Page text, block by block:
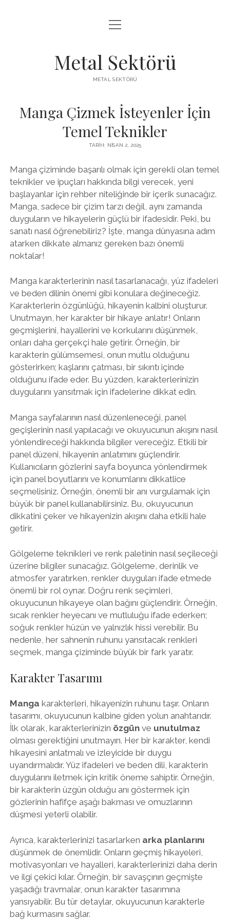
LISTE
SPOTIFY TAKIPÇI KAZANMA
menüyü
aç
Metal Sektörü
METAL SEKTÖRÜ
Manga Çizmek İsteyenler İçin
Temel Teknikler
TARIH: NISAN 2, 2025
Manga çiziminde başarılı olmak için gerekli olan temel
teknikler ve ipuçları hakkında bilgi verecek, yeni
başlayanlar için rehber niteliğinde bir içerik sunacağız.
Manga, sadece bir çizim tarzı değil, aynı zamanda
duyguların ve hikayelerin güçlü bir ifadesidir. Peki, bu
sanatı nasıl öğrenebiliriz? İşte, manga dünyasına adım
atarken dikkate almanız gereken bazı önemli
noktalar!
Manga karakterlerinin nasıl tasarlanacağı, yüz ifadeleri
ve beden dilinin önemi gibi konulara değineceğiz.
Karakterlerin özgünlüğü, hikayenin kalbini oluşturur.
Unutmayın, her karakter bir hikaye anlatır! Onların
geçmişlerini, hayallerini ve korkularını düşünmek,
onları daha gerçekçi hale getirir. Örneğin, bir
karakterin gülümsemesi, onun mutlu olduğunu
gösterirken; kaşlarını çatması, bir sıkıntı içinde
olduğunu ifade eder. Bu yüzden, karakterlerinizin
duygularını yansıtmak için ifadelerine dikkat edin.
Manga sayfalarının nasıl düzenleneceği, panel
geçişlerinin nasıl yapılacağı ve okuyucunun akışını nasıl
yönlendireceği hakkında bilgiler vereceğiz. Etkili bir
panel düzeni, hikayenin anlatımını güçlendirir.
Kullanıcıların gözlerini sayfa boyunca yönlendirmek
için panel boyutlarını ve konumlarını dikkatlice
seçmelisiniz. Örneğin, önemli bir anı vurgulamak için
büyük bir panel kullanabilirsiniz. Bu, okuyucunun
dikkatini çeker ve hikayenizin akışını daha etkili hale
getirir.
Gölgeleme teknikleri ve renk paletinin nasıl seçileceği
üzerine bilgiler sunacağız. Gölgeleme, derinlik ve
atmosfer yaratırken, renkler duyguları ifade etmede
önemli bir rol oynar. Doğru renk seçimleri,
okuyucunun hikayeye olan bağını güçlendirir. Örneğin,
sıcak renkler heyecanı ve mutluluğu ifade ederken;
soğuk renkler hüzün ve yalnızlık hissi verebilir. Bu
nedenle, her sahnenin ruhunu yansıtacak renkleri
seçmek, manga çiziminde büyük bir fark yaratır.
Karakter Tasarımı
Manga karakterleri, hikayenizin ruhunu taşır. Onların
tasarımı, okuyucunun kalbine giden yolun anahtarıdır.
İlk olarak, karakterlerinizin özgünve unutulmaz
olması gerektiğini unutmayın. Her bir karakter, kendi
hikayesini anlatmalı ve izleyicide bir duygu
uyandırmalıdır. Yüz ifadeleri ve beden dili, karakterin
duygularını iletmek için kritik öneme sahiptir. Örneğin,
bir karakterin üzgün olduğu anı göstermek için
gözlerinin hafifçe aşağı bakması ve omuzlarının
düşmesi yeterli olabilir.
Ayrıca, karakterlerinizi tasarlarken arka planlarını
düşünmek de önemlidir. Onların geçmiş hikayeleri,
motivasyonları ve hayalleri, karakterlerinizi daha derin
ve ilgi çekici kılar. Örneğin, bir savaşçının geçmişte
yaşadığı travmalar, onun karakter tasarımına
yansıyabilir. Bu tür detaylar, okuyucunun karakterle
bağ kurmasını sağlar.